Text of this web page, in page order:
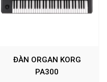
ĐÀN ORGAN KORG
PA300